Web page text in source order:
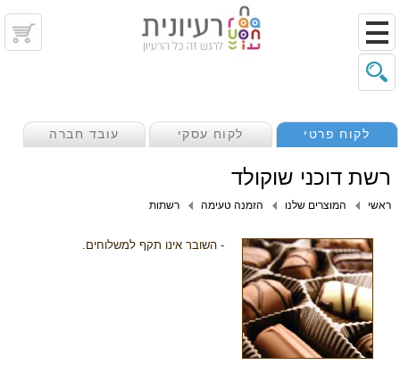
לקוח פרטי לקוח עסקי עובד חברה
רשת דוכני שוקולד
ראשי המוצרים שלנו הזמנה טעימה רשתות
- השובר אינו תקף למשלוחים.